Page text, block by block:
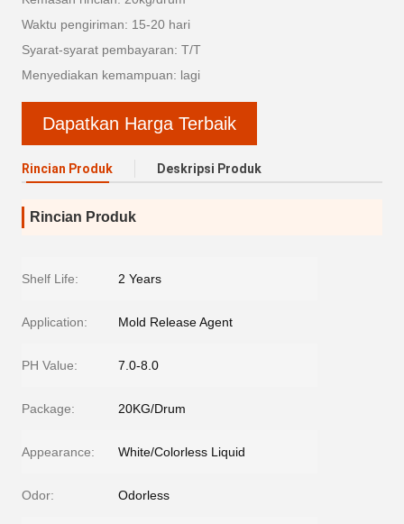
Waktu pengiriman: 15-20 hari
Syarat-syarat pembayaran: T/T
Menyediakan kemampuan: lagi
Dapatkan Harga Terbaik
Rincian Produk Deskripsi Produk
Rincian Produk
Shelf Life: 2 Years
Application: Mold Release Agent
PH Value: 7.0-8.0
Package: 20KG/Drum
Appearance: White/Colorless Liquid
Odor: Odorless